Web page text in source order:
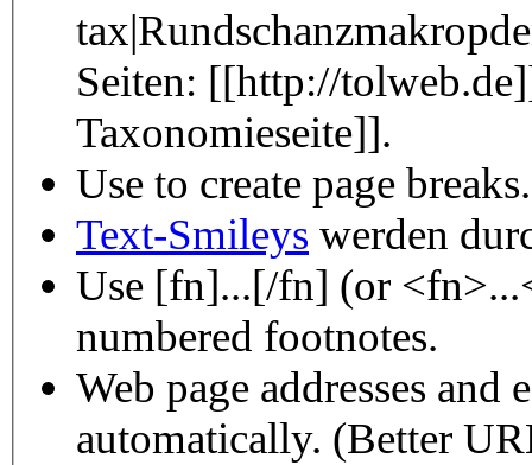
Seiten: [[http://
Taxonomieseite]].
Use to create page breaks.
Text-Smileys werden
Use [fn]...[/fn] (or
numbered footnotes.
Web page addresses
automatically. (Better